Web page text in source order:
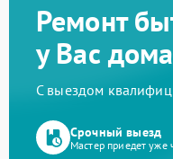
Ремонт
у Вас дома
С выездом
Срочный выезд
Мастер приедет уже